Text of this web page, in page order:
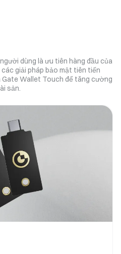
dùng là ưu tiên hàng đầu của
giải pháp bảo mật tiên tiến
Gate Wallet Touch để tăng cường
sản.